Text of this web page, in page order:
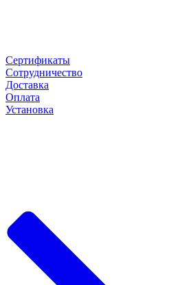
Сертификаты
Сотрудничество
Доставка
Оплата
Установка